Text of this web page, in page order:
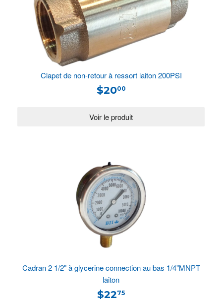
Clapet de non-retour à ressort laiton 200PSI
$2000
Cadran 2 1/2" à glycerine connection au bas 1/4"MNPT
laiton
$2275